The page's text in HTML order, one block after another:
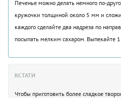
Печенье можно делать немного по-
кружочки толщиной около 5 мм и
каждого сделайте два надреза по
посыпать мелким сахаром. Выпекайте
КСТАТИ
Чтобы приготовить более сладкое